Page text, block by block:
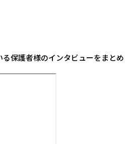
保護者様のインタビューをまとめ